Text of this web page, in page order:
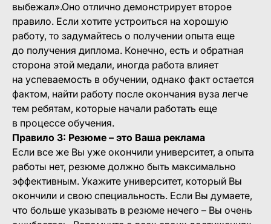
выбежал».Оно отлично демонстрирует второе
правило. Если хотите устроиться на хорошую
работу, то задумайтесь о получении опыта еще
до получения диплома. Конечно, есть и обратная
сторона этой медали, иногда работа влияет
на успеваемость в обучении, однако факт остается
фактом, найти работу после окончания вуза легче
тем ребятам, которые начали работать еще
в процессе обучения.
Правило 3: Резюме – это Ваша реклама
Если все же Вы уже окончили университет, а опыта
работы нет, резюме должно быть максимально
эффективным. Укажите университет, который Вы
окончили и свою специальность. Если Вы думаете,
что больше указывать в резюме нечего – Вы очень